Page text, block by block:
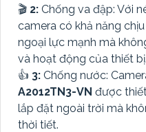
🎬 2: Chống va đập: Với
camera có khả năng
ngoại lực mạnh mà
và hoạt động của thiết bị.
👍 3: Chống nước:
A2012TN3-VN được
lắp đặt ngoài trời mà
thời tiết.